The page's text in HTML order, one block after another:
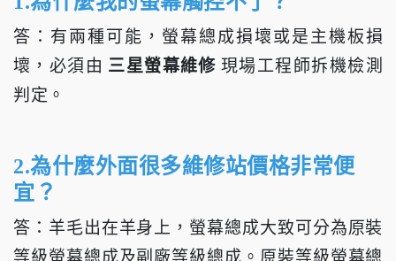
答：有兩種可能，螢幕總成損壞或是主機板損
壞，必須由 三星螢幕維修 現場工程師拆機檢測
判定。
2.為什麼外面很多維修站價格非常便
宜？
答：羊毛出在羊身上，螢幕總成大致可分為原裝